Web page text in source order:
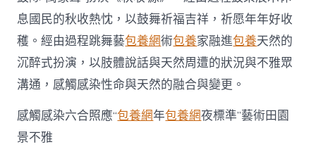
讓
生
找
包
養
網
站
活
多
息國民的秋收熱忱，以鼓舞祈福吉祥，祈愿年年好收
穫。經由過程跳舞藝包養網術包養家融進包養天然的
沉醉式扮演，以肢體說話與天然周遭的狀況與不雅眾
溝通，感觸感染性命與天然的融合與變更。
感觸感染六合照應“包養網年包養網夜標準”藝術田園
景不雅